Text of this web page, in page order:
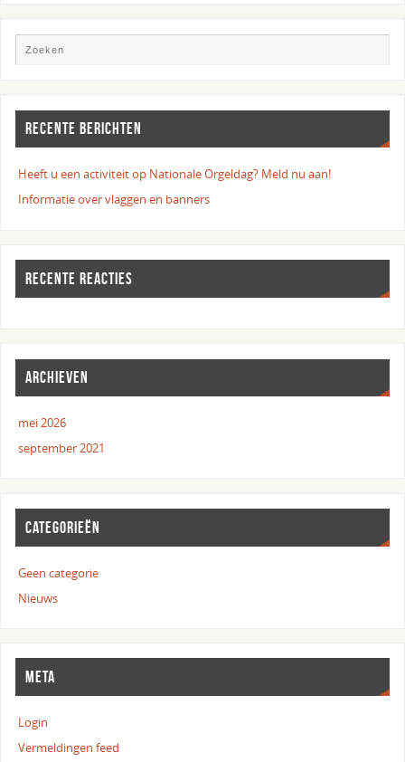
RECENTE BERICHTEN
Heeft u een activiteit op Nationale Orgeldag? Meld nu aan!
Informatie over vlaggen en banners
RECENTE REACTIES
ARCHIEVEN
mei 2026
september 2021
CATEGORIEËN
Geen categorie
Nieuws
META
Login
Vermeldingen feed